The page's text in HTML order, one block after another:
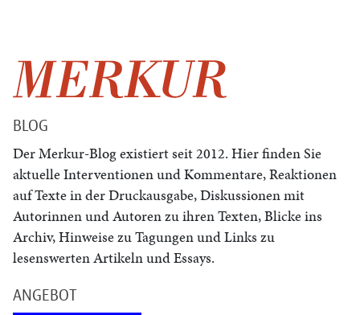
BLOG
Der Merkur-Blog existiert seit 2012. Hier finden Sie
aktuelle Interventionen und Kommentare, Reaktionen
auf Texte in der Druckausgabe, Diskussionen mit
Autorinnen und Autoren zu ihren Texten, Blicke ins
Archiv, Hinweise zu Tagungen und Links zu
lesenswerten Artikeln und Essays.
ANGEBOT